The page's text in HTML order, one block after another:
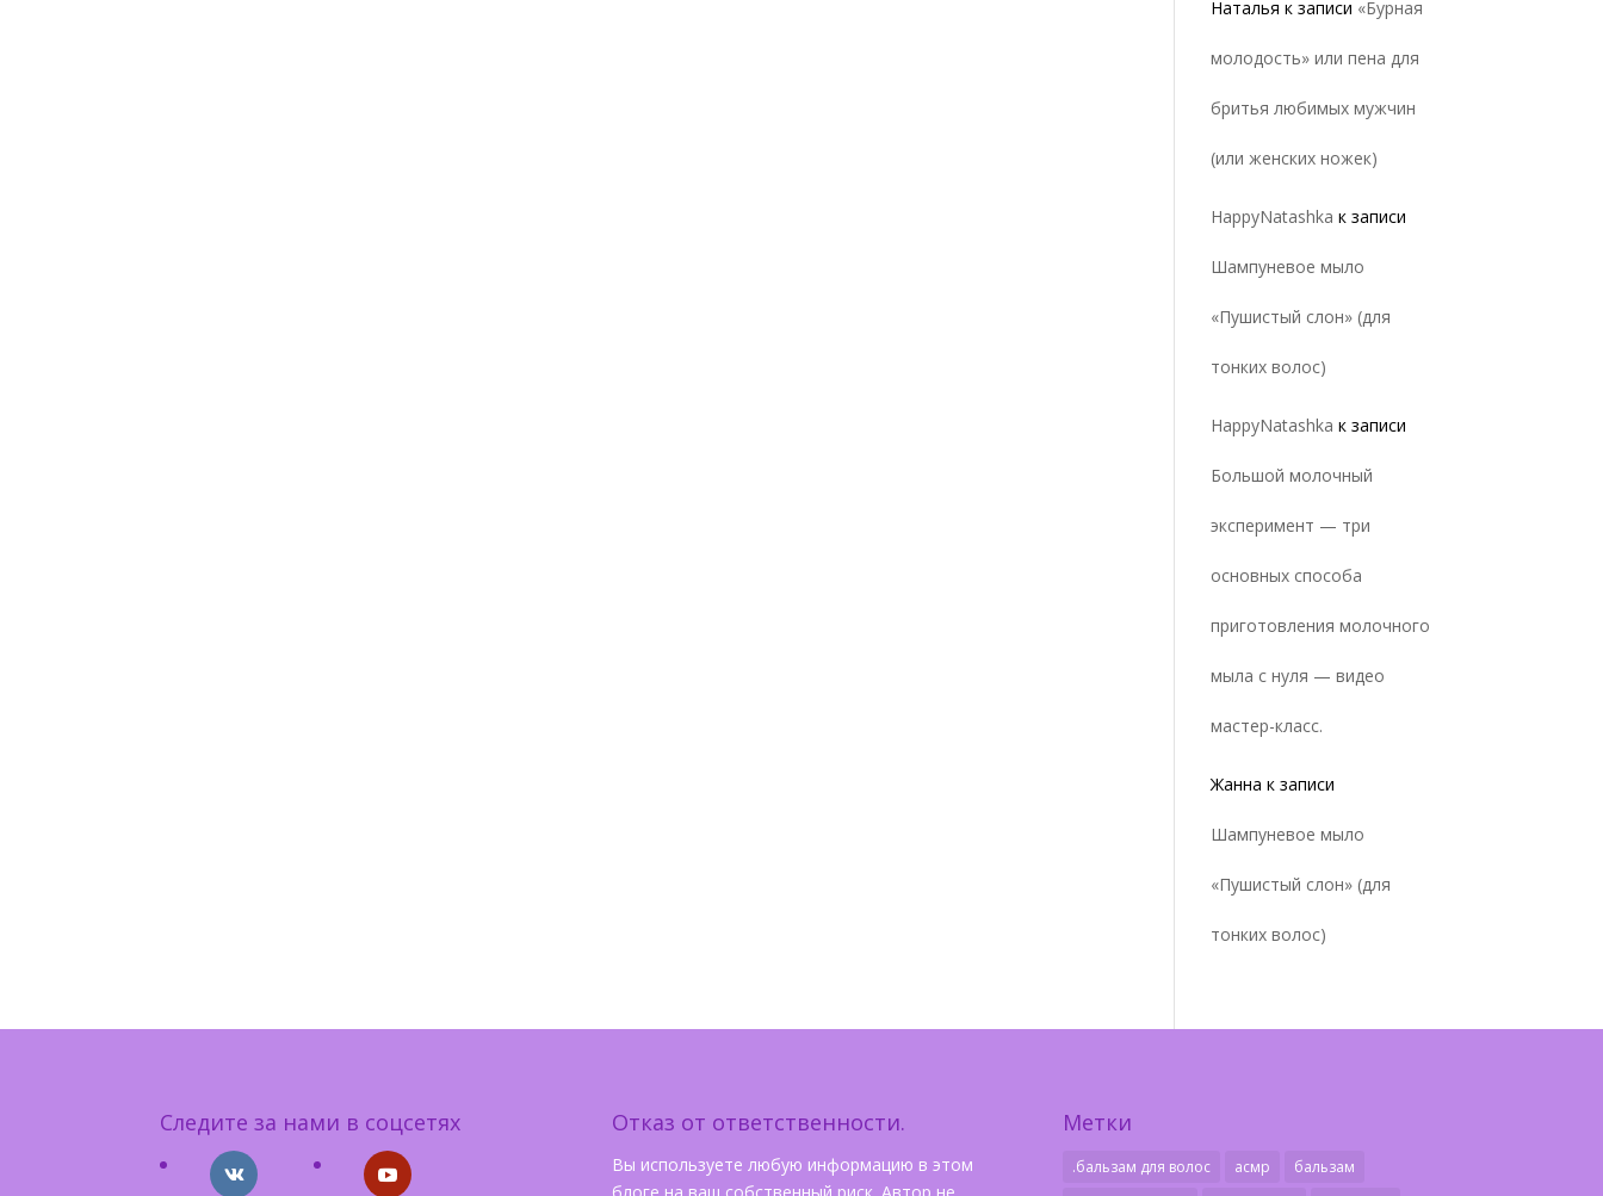
Наталья к записи «Бурная
молодость» или пена для
бритья любимых мужчин
(или женских ножек)
HappyNatashka к записи
Шампуневое мыло
«Пушистый слон» (для
тонких волос)
HappyNatashka к записи
Большой молочный
эксперимент — три
основных способа
приготовления молочного
мыла с нуля — видео
мастер-класс.
Жанна к записи
Шампуневое мыло
«Пушистый слон» (для
тонких волос)
Следите за нами в соцсетях Отказ от ответственности.
Вы используете любую информацию в этом
блоге на ваш собственный риск. Автор не
Метки
.бальзам для волос асмр
бальзам